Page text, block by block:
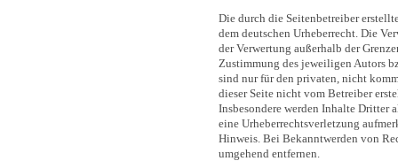
Die durch die Seitenbetreiber
dem deutschen Urheberrecht. Die
der Verwertung außerhalb der
Zustimmung des jeweiligen Autors
sind nur für den privaten, nicht
dieser Seite nicht vom Betreiber
Insbesondere werden Inhalte Dritter
eine Urheberrechtsverletzung
Hinweis. Bei Bekanntwerden von
umgehend entfernen.